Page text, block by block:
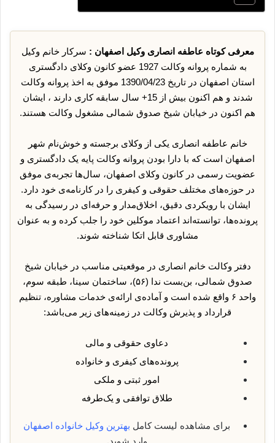
معرفی کوتاه عاطفه انصاری وکیل اصفهان : سرکار خانم وکیل
به شماره پروانه وکالت 1927 عضو کانون وکلای دادگستری
استان اصفهان در تاریخ 1390/04/23 موفق به اخذ پروانه وکالت
شدند و هم اکنون بیش از 15+ سال سابقه کاری دارند ، ایشان
هم اکنون در خیابان شیخ صدوق شمالی مشغول وکالت هستند.
خانم عاطفه انصاری یکی از وکلای برجسته و خوش‌نام شهر
اصفهان است که با دارا بودن پروانه وکالت پایه یک دادگستری و
عضویت رسمی در کانون وکلای اصفهان، سال‌ها تجربه‌ی موفق
در حوزه‌های مختلف حقوقی و کیفری را در کارنامه‌ی خود دارد.
ایشان با رویکردی دقیق، اخلاق‌مدار و حرفه‌ای در رسیدگی به
پرونده‌ها، توانسته‌اند اعتماد موکلین خود را جلب کرده و به عنوان
مشاوری قابل اتکا شناخته شوند.
دفتر وکالت خانم انصاری در موقعیتی مناسب در خیابان شیخ
صدوق شمالی، بن‌بست ندا (۵۶)، ساختمان سینا، طبقه سوم،
واحد ۶ واقع شده است و آماده‌ی ارائه‌ی خدمات مشاوره، تنظیم
قرارداد و پذیرش وکالت در زمینه‌های زیر می‌باشد:
دعاوی حقوقی و مالی
پرونده‌های کیفری و خانواده
امور ثبتی و ملکی
طلاق توافقی و یک‌طرفه
برای مشاهده لیست کامل بهترین وکیل خانواده اصفهان
وارد شوید.